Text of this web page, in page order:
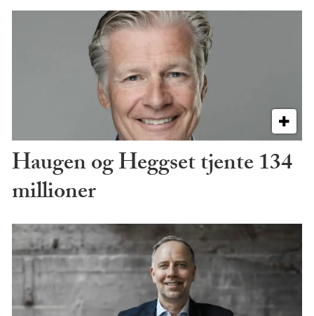
Haugen og Heggset tjente 134
millioner